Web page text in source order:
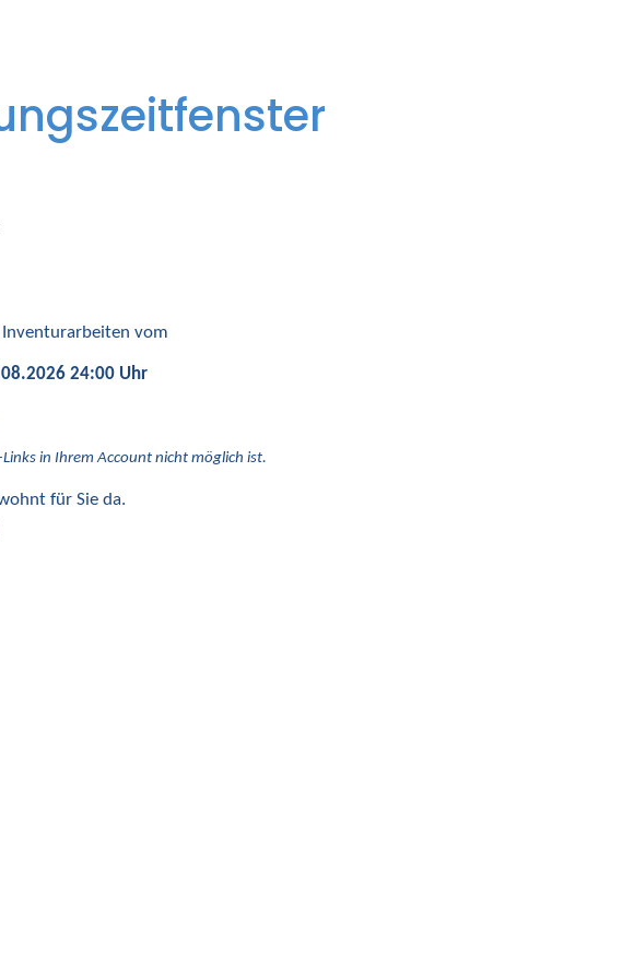
vom
24:00 Uhr
in Ihrem Account nicht möglich ist.
für Sie da.